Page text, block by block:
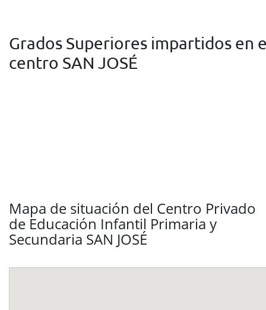
Grados Superiores impartidos en
centro SAN JOSÉ
Mapa de situación del Centro Privado
de Educación Infantil Primaria y
Secundaria SAN JOSÉ